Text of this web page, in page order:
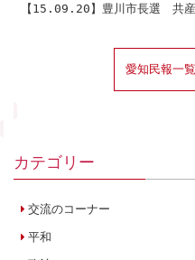
【15.09.20】豊川市長選 共
愛知民報一
カテゴリー
交流のコーナー
平和